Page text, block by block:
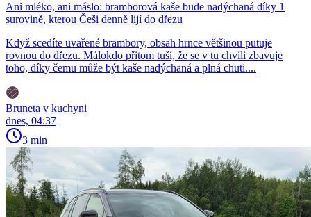
Ani mléko, ani máslo: bramborová kaše bude nadýchaná díky 1
surovině, kterou Češi denně lijí do dřezu
Když scedíte uvařené brambory, obsah hrnce většinou putuje
rovnou do dřezu. Málokdo přitom tuší, že se v tu chvíli zbavuje
toho, díky čemu může být kaše nadýchaná a plná chuti....
Bruneta v kuchyni
dnes, 04:37
3 min